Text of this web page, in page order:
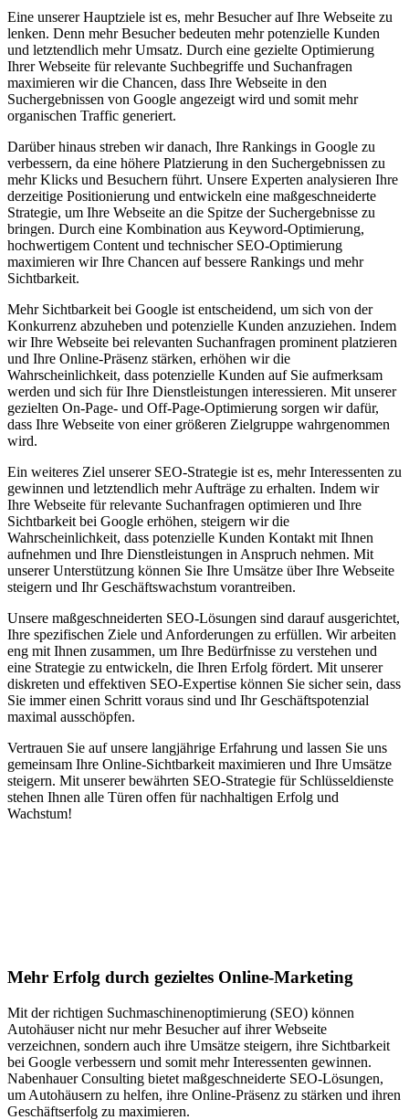
Eine unserer Hauptziele ist es, mehr Besucher auf Ihre Webseite zu
lenken. Denn mehr Besucher bedeuten mehr potenzielle Kunden
und letztendlich mehr Umsatz. Durch eine gezielte Optimierung
Ihrer Webseite für relevante Suchbegriffe und Suchanfragen
maximieren wir die Chancen, dass Ihre Webseite in den
Suchergebnissen von Google angezeigt wird und somit mehr
organischen Traffic generiert.
Darüber hinaus streben wir danach, Ihre Rankings in Google zu
verbessern, da eine höhere Platzierung in den Suchergebnissen zu
mehr Klicks und Besuchern führt. Unsere Experten analysieren Ihre
derzeitige Positionierung und entwickeln eine maßgeschneiderte
Strategie, um Ihre Webseite an die Spitze der Suchergebnisse zu
bringen. Durch eine Kombination aus Keyword-Optimierung,
hochwertigem Content und technischer SEO-Optimierung
maximieren wir Ihre Chancen auf bessere Rankings und mehr
Sichtbarkeit.
Mehr Sichtbarkeit bei Google ist entscheidend, um sich von der
Konkurrenz abzuheben und potenzielle Kunden anzuziehen. Indem
wir Ihre Webseite bei relevanten Suchanfragen prominent platzieren
und Ihre Online-Präsenz stärken, erhöhen wir die
Wahrscheinlichkeit, dass potenzielle Kunden auf Sie aufmerksam
werden und sich für Ihre Dienstleistungen interessieren. Mit unserer
gezielten On-Page- und Off-Page-Optimierung sorgen wir dafür,
dass Ihre Webseite von einer größeren Zielgruppe wahrgenommen
wird.
Ein weiteres Ziel unserer SEO-Strategie ist es, mehr Interessenten zu
gewinnen und letztendlich mehr Aufträge zu erhalten. Indem wir
Ihre Webseite für relevante Suchanfragen optimieren und Ihre
Sichtbarkeit bei Google erhöhen, steigern wir die
Wahrscheinlichkeit, dass potenzielle Kunden Kontakt mit Ihnen
aufnehmen und Ihre Dienstleistungen in Anspruch nehmen. Mit
unserer Unterstützung können Sie Ihre Umsätze über Ihre Webseite
steigern und Ihr Geschäftswachstum vorantreiben.
Unsere maßgeschneiderten SEO-Lösungen sind darauf ausgerichtet,
Ihre spezifischen Ziele und Anforderungen zu erfüllen. Wir arbeiten
eng mit Ihnen zusammen, um Ihre Bedürfnisse zu verstehen und
eine Strategie zu entwickeln, die Ihren Erfolg fördert. Mit unserer
diskreten und effektiven SEO-Expertise können Sie sicher sein, dass
Sie immer einen Schritt voraus sind und Ihr Geschäftspotenzial
maximal ausschöpfen.
Vertrauen Sie auf unsere langjährige Erfahrung und lassen Sie uns
gemeinsam Ihre Online-Sichtbarkeit maximieren und Ihre Umsätze
steigern. Mit unserer bewährten SEO-Strategie für Schlüsseldienste
stehen Ihnen alle Türen offen für nachhaltigen Erfolg und
Wachstum!
Mehr Erfolg durch gezieltes Online-Marketing
Mit der richtigen Suchmaschinenoptimierung (SEO) können
Autohäuser nicht nur mehr Besucher auf ihrer Webseite
verzeichnen, sondern auch ihre Umsätze steigern, ihre Sichtbarkeit
bei Google verbessern und somit mehr Interessenten gewinnen.
Nabenhauer Consulting bietet maßgeschneiderte SEO-Lösungen,
um Autohäusern zu helfen, ihre Online-Präsenz zu stärken und ihren
Geschäftserfolg zu maximieren.